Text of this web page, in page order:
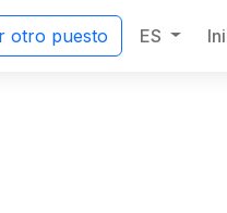
otro puesto ES